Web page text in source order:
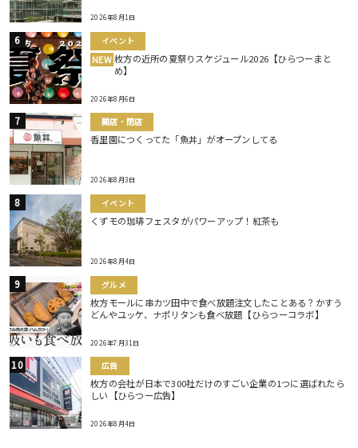
2026年8月1日
イベント
NEW 枚方の近所の夏祭りスケジュール2026【ひらつーまと
め】
2026年8月6日
開店・閉店
香里園につくってた「魚丼」がオープンしてる
2026年8月3日
イベント
くずモの珈琲フェスタがパワーアップ！紅茶も
2026年8月4日
グルメ
枚方モールに串カツ田中で食べ放題注文したことある？かすう
どんやユッケ、ナポリタンも食べ放題【ひらつーコラボ】
2026年7月31日
広告
枚方の会社が日本で300社だけのすごい企業の1つに選ばれたら
しい【ひらつー広告】
2026年8月4日